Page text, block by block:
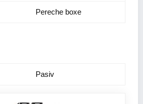
Pereche boxe
Pasiv